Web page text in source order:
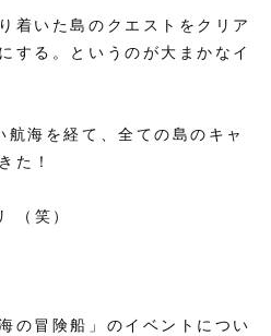
着いた島のクエストをクリア
する。というのが大まかなイ
海を経て、全ての島のキャ
た！
（笑）
の冒険船」のイベントについ